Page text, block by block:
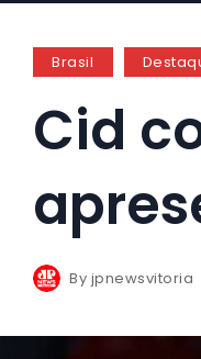
Brasil
Cid
By jpnewsvitoria